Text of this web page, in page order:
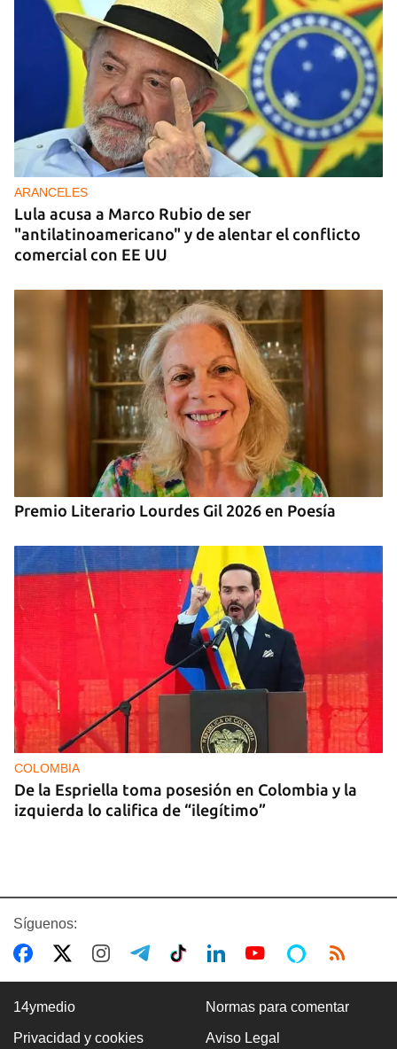
DONACIONES
China entrega otros 5.000 sistemas fotovoltaicos
para zonas rurales de Cuba
ARANCELES
Lula acusa a Marco Rubio de ser
"antilatinoamericano" y de alentar el conflicto
comercial con EE UU
Premio Literario Lourdes Gil 2026 en Poesía
COLOMBIA
De la Espriella toma posesión en Colombia y la
izquierda lo califica de “ilegítimo”
Síguenos:
14ymedio Normas para comentar
Privacidad y cookies Aviso Legal